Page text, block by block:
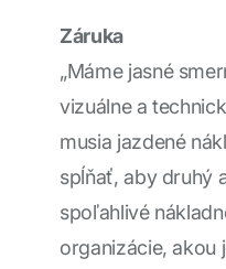
Záruka
„Máme jasné
vizuálne a
musia jazdené
spĺňať, aby druhý
spoľahlivé
organizácie, akou